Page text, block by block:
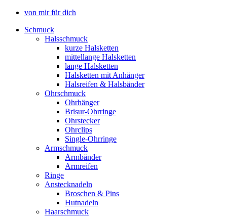
von mir für dich
Schmuck
Halsschmuck
kurze Halsketten
mittellange Halsketten
lange Halsketten
Halsketten mit Anhänger
Halsreifen & Halsbänder
Ohrschmuck
Ohrhänger
Brisur-Ohrringe
Ohrstecker
Ohrclips
Single-Ohrringe
Armschmuck
Armbänder
Armreifen
Ringe
Anstecknadeln
Broschen & Pins
Hutnadeln
Haarschmuck